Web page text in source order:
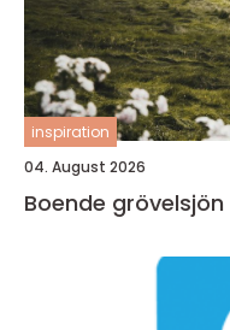
inspiration
04. August 2026